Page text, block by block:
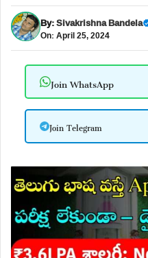
By:Sivakrishna Bandela
On: April 25, 2024
Join WhatsApp
Join Telegram